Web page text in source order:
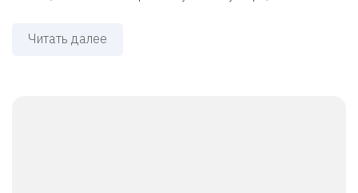
Читать далее